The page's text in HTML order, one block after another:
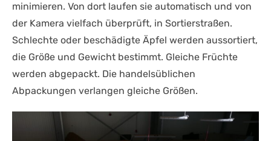
minimieren. Von dort laufen sie automatisch und von
der Kamera vielfach überprüft, in Sortierstraßen.
Schlechte oder beschädigte Äpfel werden aussortiert,
die Größe und Gewicht bestimmt. Gleiche Früchte
werden abgepackt. Die handelsüblichen
Abpackungen verlangen gleiche Größen.